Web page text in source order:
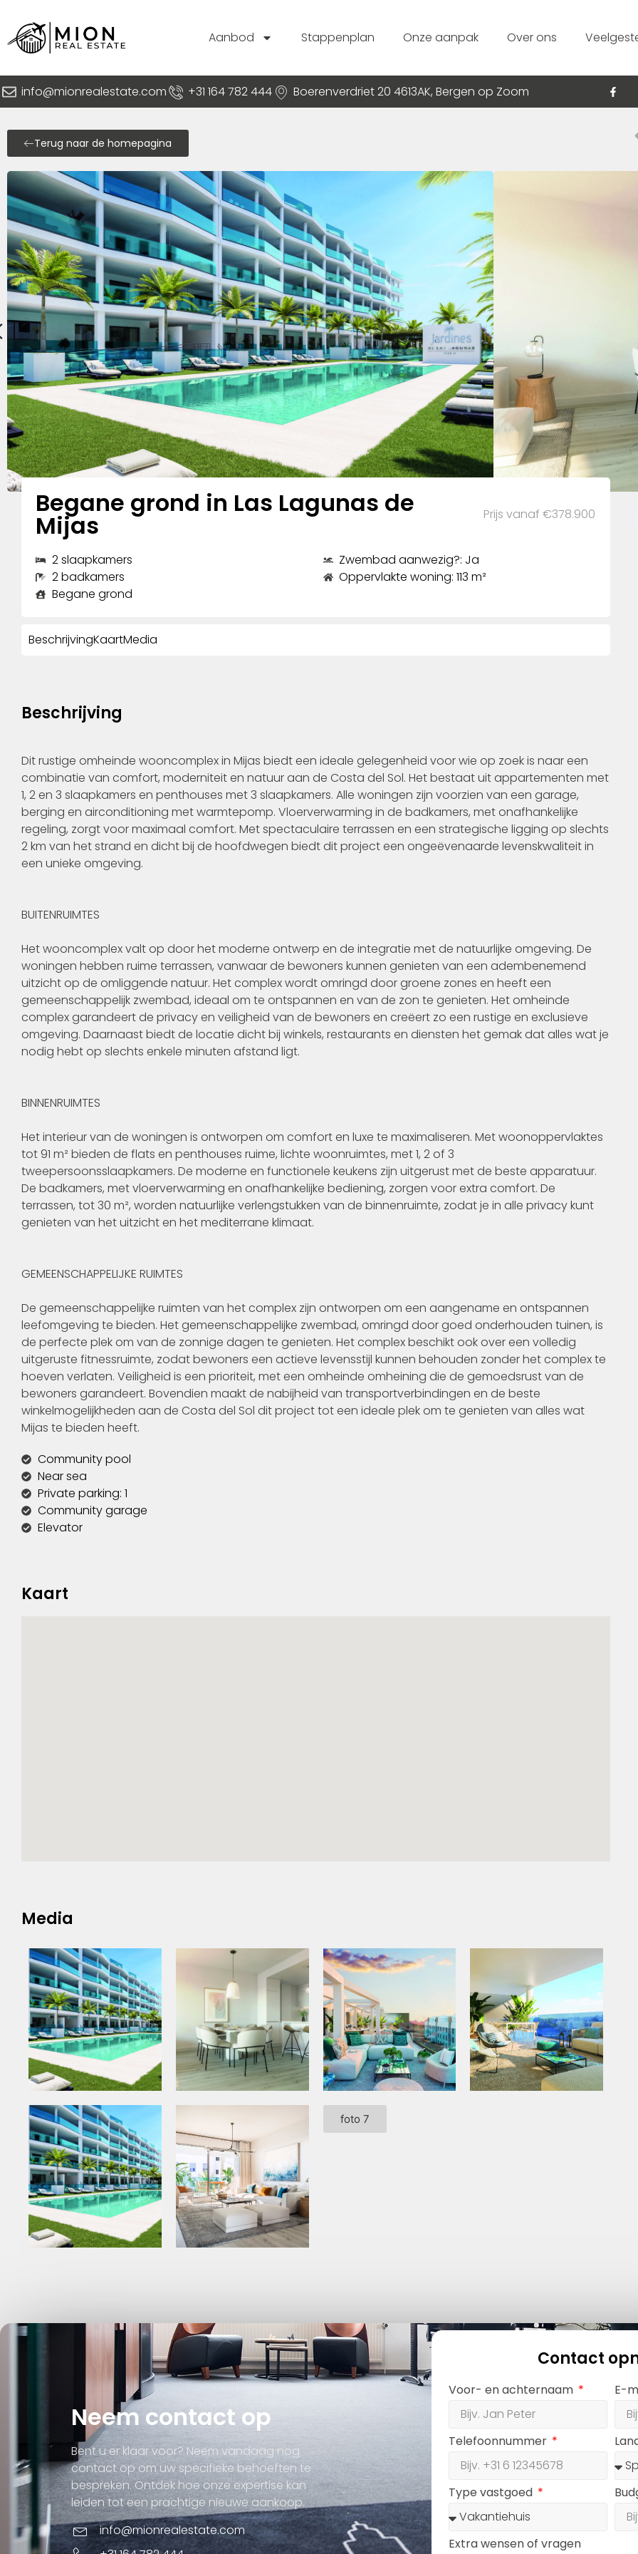
Aanbod Stappenplan Onze aanpak Over ons
info@mionrealestate.com +31 164 782 444 Boerenverdriet 20 4613AK, Bergen op Zoom
Terug naar de homepagina
Begane grond in Las Lagunas de
Mijas Prijs vanaf €378.900
2 slaapkamers
2 badkamers
Begane grond
Zwembad aanwezig?: Ja
Oppervlakte woning: 113 m²
BeschrijvingKaartMedia
Beschrijving
Dit rustige omheinde wooncomplex in Mijas biedt een ideale gelegenheid voor wie op zoek is naar een
combinatie van comfort, moderniteit en natuur aan de Costa del Sol. Het bestaat uit appartementen met
1, 2 en 3 slaapkamers en penthouses met 3 slaapkamers. Alle woningen zijn voorzien van een garage,
berging en airconditioning met warmtepomp. Vloerverwarming in de badkamers, met onafhankelijke
regeling, zorgt voor maximaal comfort. Met spectaculaire terrassen en een strategische ligging op slechts
2 km van het strand en dicht bij de hoofdwegen biedt dit project een ongeëvenaarde levenskwaliteit in
een unieke omgeving.
BUITENRUIMTES
Het wooncomplex valt op door het moderne ontwerp en de integratie met de natuurlijke omgeving. De
woningen hebben ruime terrassen, vanwaar de bewoners kunnen genieten van een adembenemend
uitzicht op de omliggende natuur. Het complex wordt omringd door groene zones en heeft een
gemeenschappelijk zwembad, ideaal om te ontspannen en van de zon te genieten. Het omheinde
complex garandeert de privacy en veiligheid van de bewoners en creëert zo een rustige en exclusieve
omgeving. Daarnaast biedt de locatie dicht bij winkels, restaurants en diensten het gemak dat alles wat je
nodig hebt op slechts enkele minuten afstand ligt.
BINNENRUIMTES
Het interieur van de woningen is ontworpen om comfort en luxe te maximaliseren. Met woonoppervlaktes
tot 91 m² bieden de flats en penthouses ruime, lichte woonruimtes, met 1, 2 of 3
tweepersoonsslaapkamers. De moderne en functionele keukens zijn uitgerust met de beste apparatuur.
De badkamers, met vloerverwarming en onafhankelijke bediening, zorgen voor extra comfort. De
terrassen, tot 30 m², worden natuurlijke verlengstukken van de binnenruimte, zodat je in alle privacy kunt
genieten van het uitzicht en het mediterrane klimaat.
GEMEENSCHAPPELIJKE RUIMTES
De gemeenschappelijke ruimten van het complex zijn ontworpen om een aangename en ontspannen
leefomgeving te bieden. Het gemeenschappelijke zwembad, omringd door goed onderhouden tuinen, is
de perfecte plek om van de zonnige dagen te genieten. Het complex beschikt ook over een volledig
uitgeruste fitnessruimte, zodat bewoners een actieve levensstijl kunnen behouden zonder het complex te
hoeven verlaten. Veiligheid is een prioriteit, met een omheinde omheining die de gemoedsrust van de
bewoners garandeert. Bovendien maakt de nabijheid van transportverbindingen en de beste
winkelmogelijkheden aan de Costa del Sol dit project tot een ideale plek om te genieten van alles wat
Mijas te bieden heeft.
Community pool
Near sea
Private parking: 1
Community garage
Elevator
Kaart
Media
foto 7
Neem contact op
Bent u er klaar voor? Neem vandaag nog
contact op om uw specifieke behoeften te
bespreken. Ontdek hoe onze expertise kan
leiden tot een prachtige nieuwe aankoop.
info@mionrealestate.com
Contact
Voor- en achternaam E-
Telefoonnummer
Type vastgoed
Extra wensen of vragen